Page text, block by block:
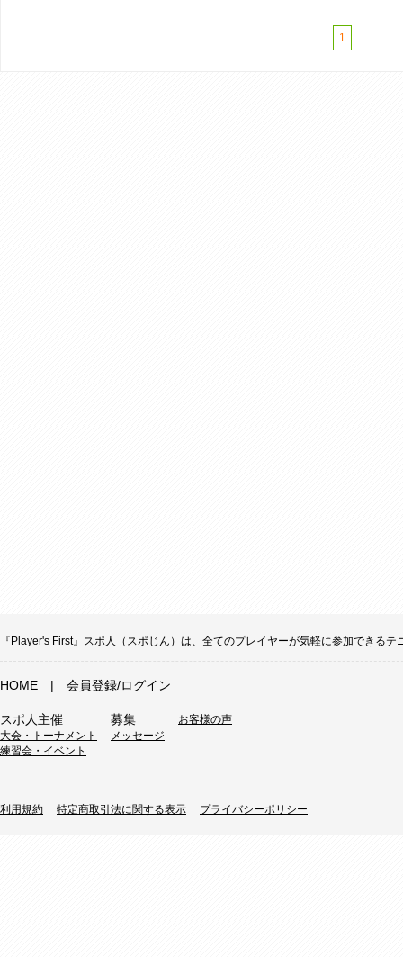
1
『Player's First』スポ人（スポじん）は、全てのプレイヤーが気軽に参加できる
HOME | 会員登録/ログイン
スポ人主催
大会・トーナメント
練習会・イベント
募集
メッセージ
お客様の声
利用規約 特定商取引法に関する表示 プライバシーポリシー